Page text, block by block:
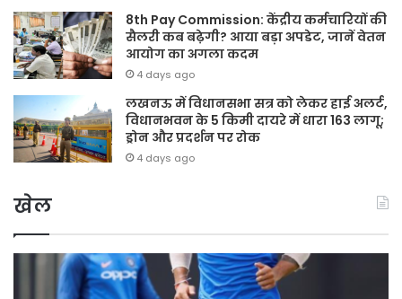
8th Pay Commission: केंद्रीय कर्मचारियों की
सैलरी कब बढ़ेगी? आया बड़ा अपडेट, जानें वेतन
आयोग का अगला कदम
4 days ago
लखनऊ में विधानसभा सत्र को लेकर हाई अलर्ट,
विधानभवन के 5 किमी दायरे में धारा 163 लागू;
ड्रोन और प्रदर्शन पर रोक
4 days ago
खेल